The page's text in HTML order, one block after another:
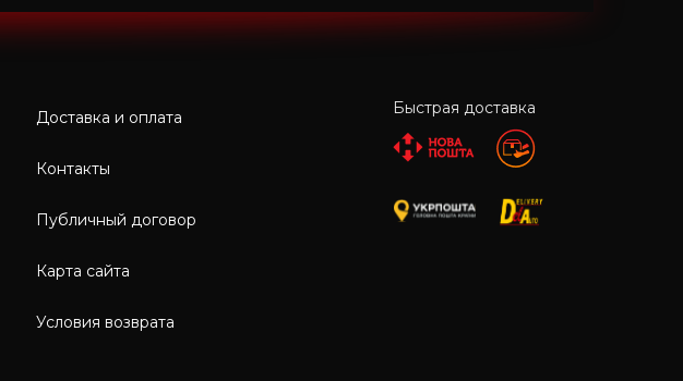
Доставка и оплата
Контакты
Публичный договор
Карта сайта
Условия возврата
Быстрая доставка